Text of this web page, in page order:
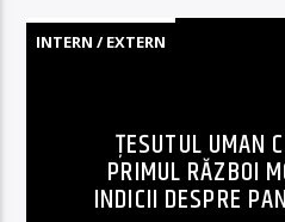
INTERN / EXTERN
ȚESUTUL UMAN
PRIMUL RĂZBOI
INDICII DESPRE